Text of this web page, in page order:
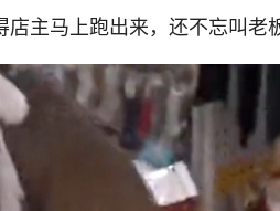
主马上跑出来，还不忘叫老